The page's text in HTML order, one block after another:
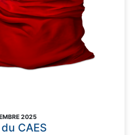
2025
CAES